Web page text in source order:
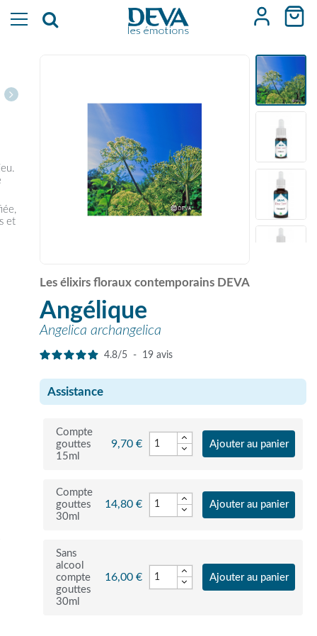
Les élixirs floraux contemporains DEVA
Angélique
Angelica archangelica
4.8/5 - 19avis
Assistance
Compte
gouttes
15ml
9,70 € Ajouter au panier
Compte
gouttes
30ml
14,80 € Ajouter au panier
Sans
alcool
compte
gouttes
30ml
16,00 € Ajouter au panier
et